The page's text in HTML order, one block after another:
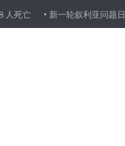
新一轮叙利亚问题日内瓦和